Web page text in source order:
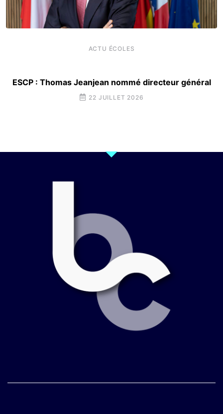
ACTU ÉCOLES
ESCP : Thomas Jeanjean nommé directeur général
22 JUILLET 2026